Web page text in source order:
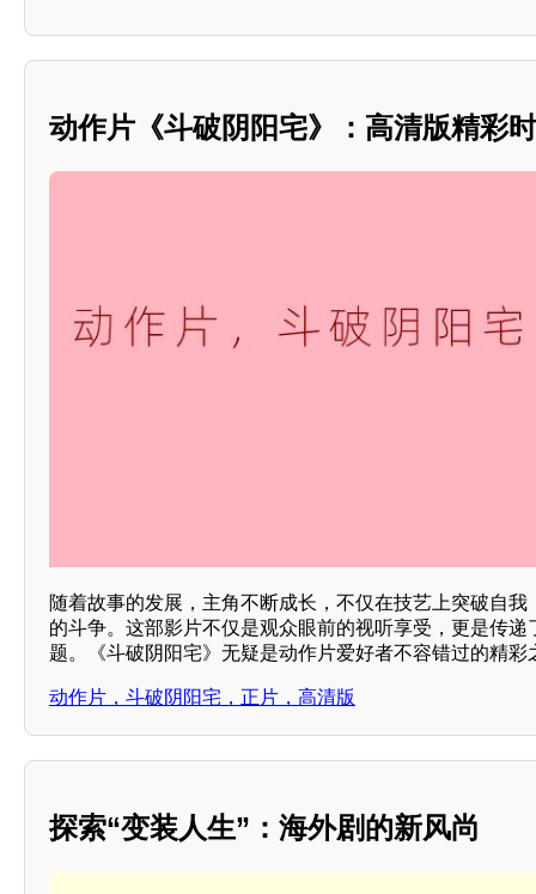
动作片《斗破阴阳宅》：高清版精彩
随着故事的发展，主角不断成长，不仅在技艺上突破自
的斗争。这部影片不仅是观众眼前的视听享受，更是传递
题。《斗破阴阳宅》无疑是动作片爱好者不容错过的精彩
动作片，斗破阴阳宅，正片，高清版
探索“变装人生”：海外剧的新风尚